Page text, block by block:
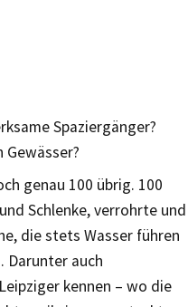
Spaziergänger?
genau 100 übrig. 100
Schlenke, verrohrte und
die stets Wasser führen
Darunter auch
kennen – wo die